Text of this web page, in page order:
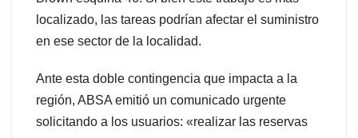
localizado, las tareas podrían afectar el suministro
en ese sector de la localidad.
Ante esta doble contingencia que impacta a la
región, ABSA emitió un comunicado urgente
solicitando a los usuarios: «realizar las reservas